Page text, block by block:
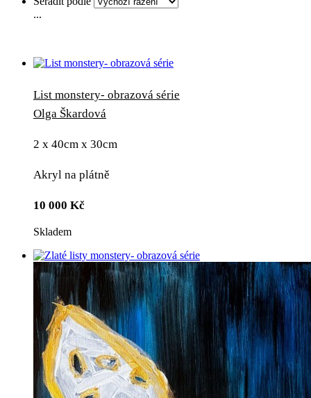
...
List monstery- obrazová série
Olga Škardová
2 x 40cm x 30cm
Akryl na plátně
10 000 Kč
Skladem